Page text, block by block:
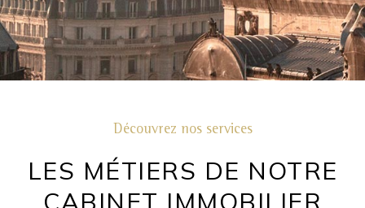
Découvrez nos services
LES MÉTIERS DE NOTRE
CABINET IMMOBILIER